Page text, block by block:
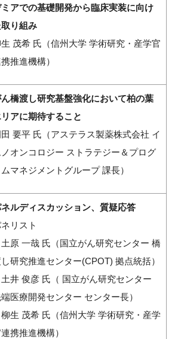
アでの基礎開発から臨床実装に向け
取り組み
茂希 氏（信州大学 学術研究・産学官
推進機構）
橋渡し研究基盤強化において柏の葉
アに期待すること
田 要平 氏（アステラス製薬株式会社 イ
ノオンコロジー ストラテジー＆プログ
マネジメントグループ 課長）
ルディスカッション、質疑応答
リスト
土原 一哉 氏（国立がん研究センター 橋
研究推進センター(CPOT) 拠点統括）
土井 俊彦 氏（ 国立がん研究センター
医療開発センター センター長）
柳生 茂希 氏（信州大学 学術研究・産学
携推進機構）